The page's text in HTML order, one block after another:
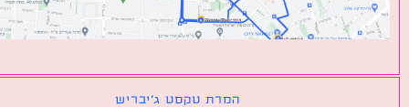
המרת טקסט ג׳יבריש